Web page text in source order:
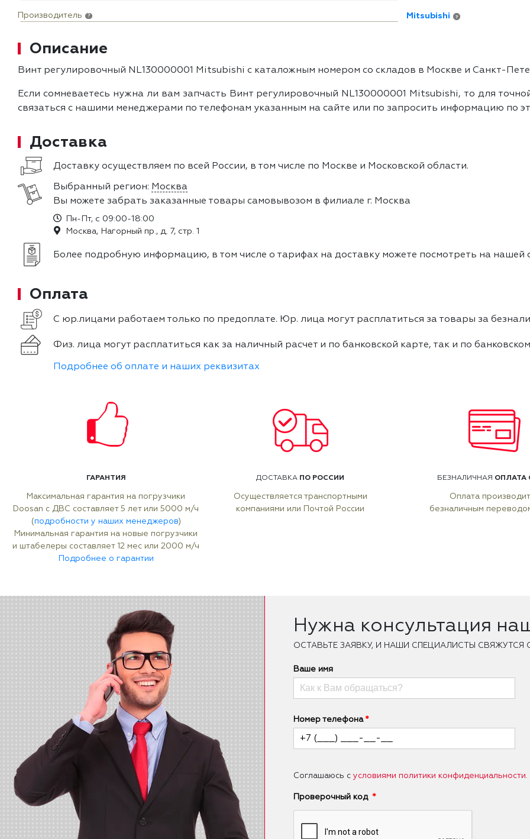
Производитель ? Mitsubishi ?
Описание
Винт регулировочный NL130000001 Mitsubishi с каталожным номером со складов в Москве и Санкт-
Если сомневаетесь нужна ли вам запчасть Винт регулировочный NL130000001 Mitsubishi, то для
связаться с нашими менеджерами по телефонам указанным на сайте или по запросить информацию по
Доставка
Доставку осуществляем по всей России, в том числе по Москве и Московской области.
Выбранный регион: Москва
Вы можете забрать заказанные товары самовывозом в филиале г. Москва
Пн-Пт, с 09:00-18:00
Москва, Нагорный пр., д. 7, стр. 1
Более подробную информацию, в том числе о тарифах на доставку можете посмотреть на нашей
Оплата
С юр.лицами работаем только по предоплате. Юр. лица могут расплатиться за товары за
Физ. лица могут расплатиться как за наличный расчет и по банковской карте, так и по
Подробнее об оплате и наших реквизитах
ГАРАНТИЯ
Максимальная гарантия на погрузчики
Doosan с ДВС составляет 5 лет или 5000 м/ч
(подробности у наших менеджеров)
Минимальная гарантия на новые погрузчики
и штабелеры составляет 12 мес или 2000 м/ч
Подробнее о гарантии
ДОСТАВКА ПО РОССИИ
Осуществляется транспортными
компаниями или Почтой России
БЕЗНАЛИЧНАЯ ОПЛАТА
Оплата
безналичным
Нужна консультация
ОCТАВЬТЕ ЗАЯВКУ, И НАШИ СПЕЦИАЛИСТЫ
Ваше имя
Номер телефона
Соглашаюсь с условиями политики конфиденциальности.
Проверочный код